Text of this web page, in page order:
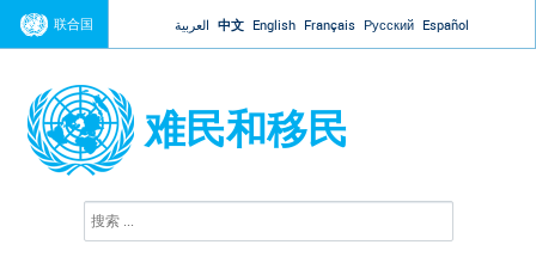
Jump to navigation
联合国 العربية 中文 English Français Русский Español
难民和移民
搜
索